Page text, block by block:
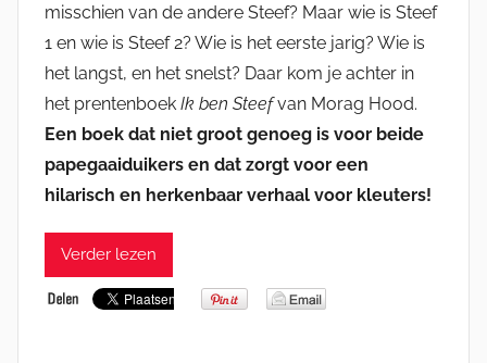
misschien van de andere Steef? Maar wie is Steef
1 en wie is Steef 2? Wie is het eerste jarig? Wie is
het langst, en het snelst? Daar kom je achter in
het prentenboek Ik ben Steefvan Morag Hood.
Een boek dat niet groot genoeg is voor beide
papegaaiduikers en dat zorgt voor een
hilarisch en herkenbaar verhaal voor kleuters!
Verder lezen